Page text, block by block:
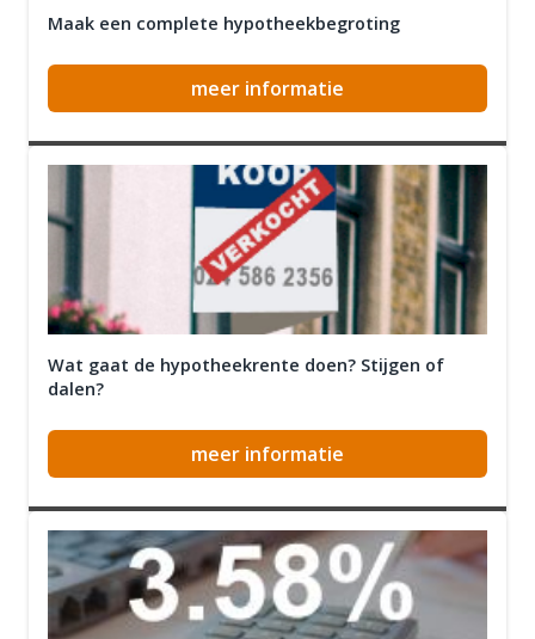
Maak een complete hypotheekbegroting
meer informatie
Wat gaat de hypotheekrente doen? Stijgen of
dalen?
meer informatie